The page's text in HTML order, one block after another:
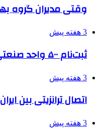
وقتی مدیران گروه
3 هفته پیش
ثبت‌نام ۵۰۰ واحد صنعتی خسارت‌دیده جنگ برای دریافت تسهیلات
3 هفته پیش
اتصال ترانزیتی بین
3 هفته پیش